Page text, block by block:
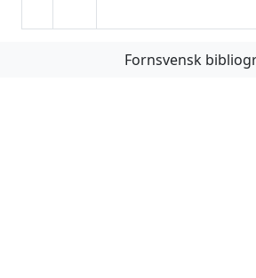
Föregående Nästa
Fornsvensk